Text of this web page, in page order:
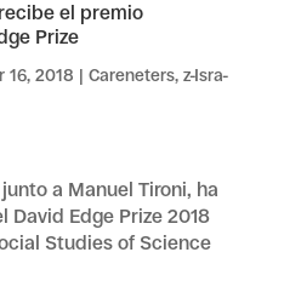
el premio
Prize
16, 2018 | Careneters, z-Isra-
a Manuel Tironi, ha
David Edge Prize 2018
Studies of Science